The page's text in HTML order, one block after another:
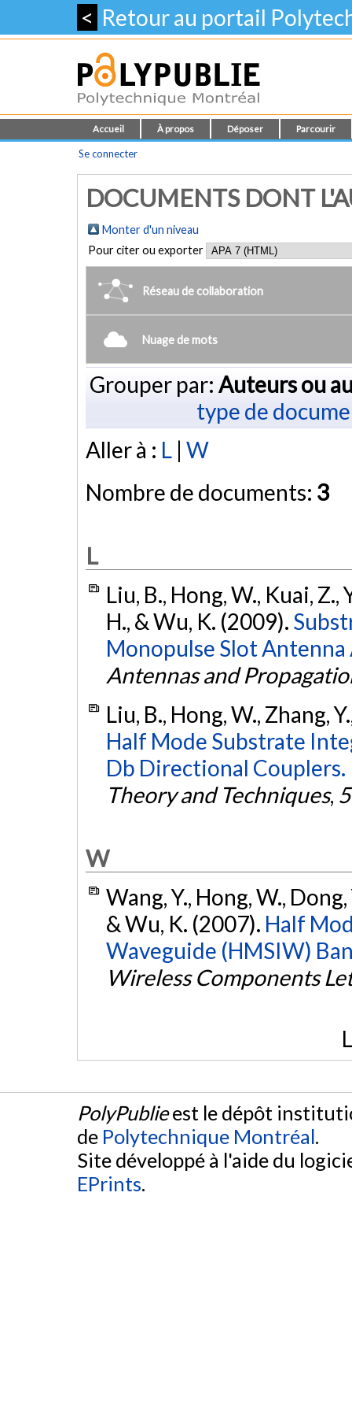
< Retour au portail
Accueil À propos Déposer Parcourir
Se connecter
DOCUMENTS DONT
Monter d'un niveau
Pour citer ou exporter
Réseau de collaboration
Nuage de mots
Grouper par: Auteurs ou
type de
Aller à : L | W
Nombre de documents: 3
L
Liu, B., Hong, W., Kuai, Z.,
H., & Wu, K. (2009).
Monopulse Slot Antenna
Antennas and
Liu, B., Hong, W., Zhang,
Half Mode Substrate
Db Directional Couplers.
Theory and Techniques,
W
Wang, Y., Hong, W., Dong,
& Wu, K. (2007). Half
Waveguide (HMSIW)
Wireless Components
PolyPublieest le dépôt
de Polytechnique Montréal.
Site développé à l'aide du
EPrints.